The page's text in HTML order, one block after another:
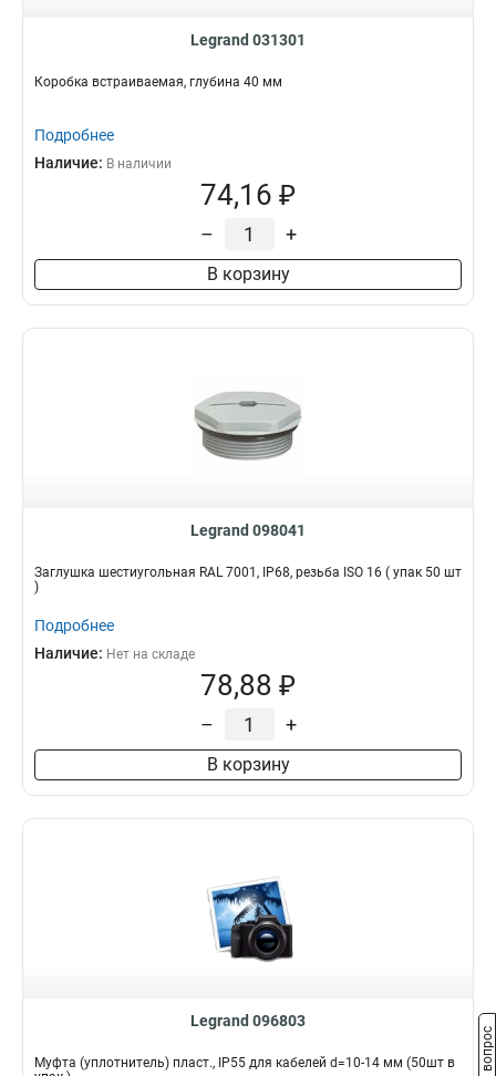
Legrand 031301
Коробка встраиваемая, глубина 40 мм
Подробнее
Наличие: В наличии
74,16 ₽
– +
В корзину
Legrand 098041
Заглушка шестиугольная RAL 7001, IP68, резьба ISO 16 ( упак 50 шт
)
Подробнее
Наличие: Нет на складе
78,88 ₽
– +
В корзину
Legrand 096803
Муфта (уплотнитель) пласт., IP55 для кабелей d=10-14 мм (50шт в